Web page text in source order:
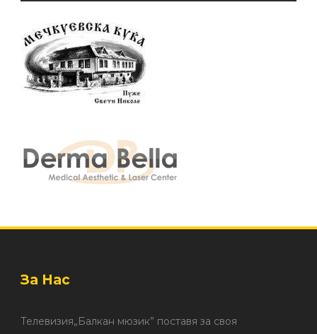
За Нас
Телевизия„Балкан мюзик” поставя за своя